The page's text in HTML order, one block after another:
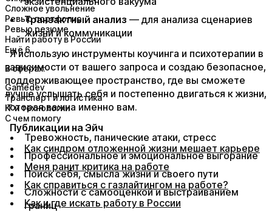
Транзактный анализ — для анализа сценариев
жизни и коммуникации
Я использую инструменты коучинга и психотерапии в
зависимости от вашего запроса и создаю безопасное,
поддерживающее пространство, где вы сможете
лучше услышать себя и постепенно двигаться к жизни,
которая важна именно вам.
Публикации на Эйч
Как синдром отложенной жизни мешает карьере
Меня ранит критика на работе
Как справиться с газлайтингом на работе?
Как и где искать работу в России
Сложное увольнение
Ревью портфолио
Ревью резюме
Найти работу в России
Ещё 6
В сферах:
Gamedev
Транспорт и логистика
IT и технологии
С чем помогу
Тревожность, панические атаки, стресс
Профессиональное и эмоциональное выгорание
Поиск себя, смысла жизни и своего пути
Сложности с самооценкой и выстраиванием
границ